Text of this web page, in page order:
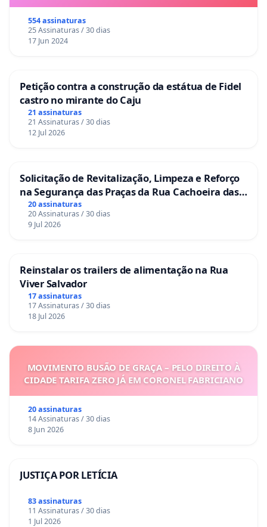
554 assinaturas
25 Assinaturas / 30 dias
17 Jun 2024
Petição contra a construção da estátua de Fidel
castro no mirante do Caju
21 assinaturas
21 Assinaturas / 30 dias
12 Jul 2026
Solicitação de Revitalização, Limpeza e Reforço
na Segurança das Praças da Rua Cachoeira das
Sete Ilhas
20 assinaturas
20 Assinaturas / 30 dias
9 Jul 2026
Reinstalar os trailers de alimentação na Rua
Viver Salvador
17 assinaturas
17 Assinaturas / 30 dias
18 Jul 2026
MOVIMENTO BUSÃO DE GRAÇA – PELO DIREITO À
CIDADE TARIFA ZERO JÁ EM CORONEL FABRICIANO
20 assinaturas
14 Assinaturas / 30 dias
8 Jun 2026
JUSTIÇA POR LETÍCIA
83 assinaturas
11 Assinaturas / 30 dias
1 Jul 2026